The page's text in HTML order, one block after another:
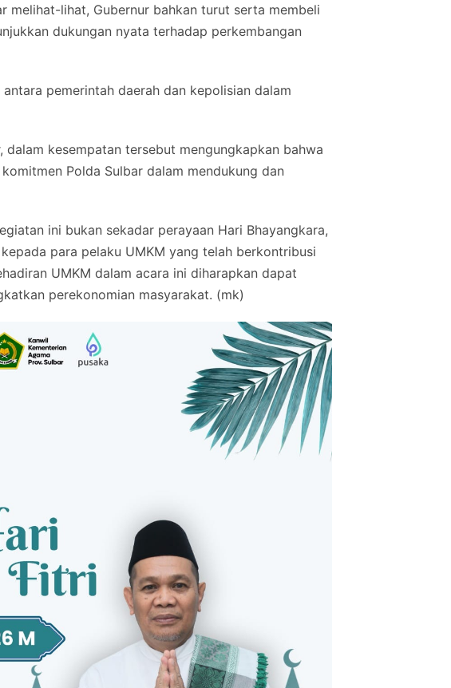
melihat-lihat, Gubernur bahkan turut serta membeli
dukungan nyata terhadap perkembangan
pemerintah daerah dan kepolisian dalam
dalam kesempatan tersebut mengungkapkan bahwa
Polda Sulbar dalam mendukung dan
ini bukan sekadar perayaan Hari Bhayangkara,
para pelaku UMKM yang telah berkontribusi
UMKM dalam acara ini diharapkan dapat
perekonomian masyarakat. (mk)